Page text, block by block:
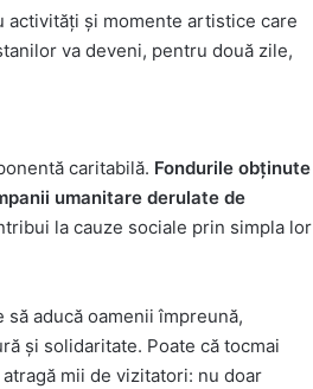
activități și momente artistice care
va deveni, pentru două zile,
caritabilă. Fondurile obținute
umanitare derulate de
la cauze sociale prin simpla lor
aducă oamenii împreună,
și solidaritate. Poate că tocmai
mii de vizitatori: nu doar